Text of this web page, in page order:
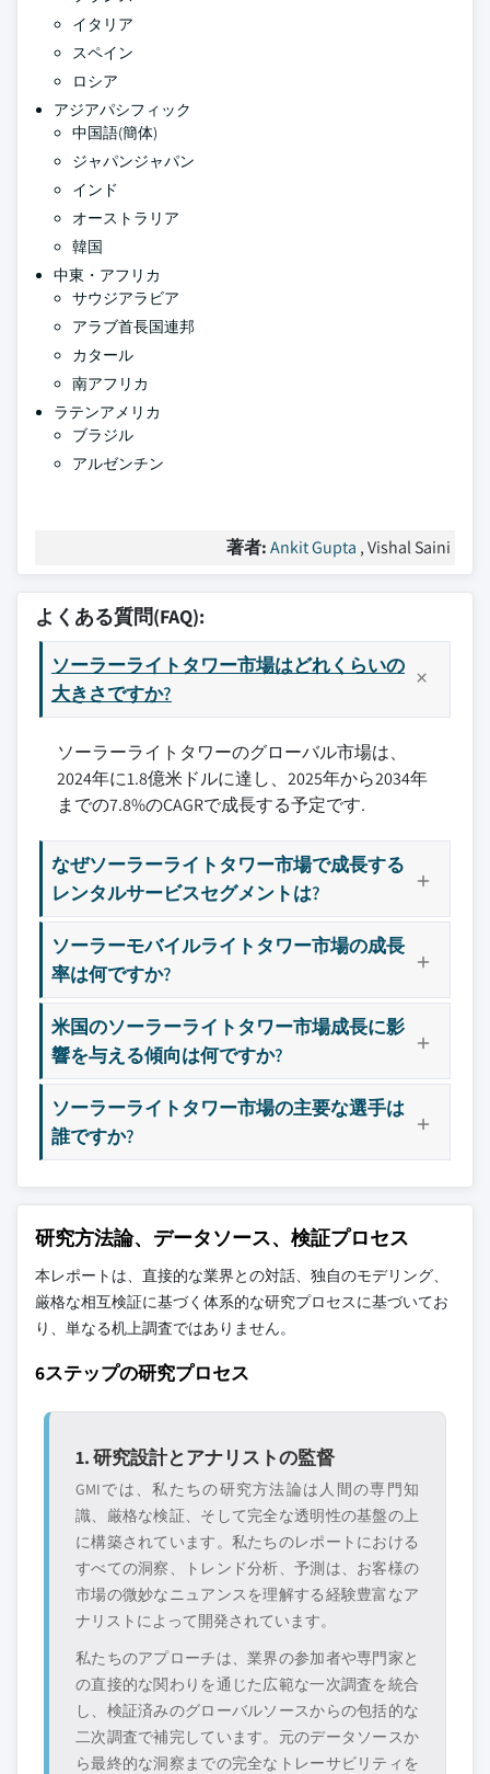
イタリア
スペイン
ロシア
アジアパシフィック
中国語(簡体)
ジャパンジャパン
インド
オーストラリア
韓国
中東・アフリカ
サウジアラビア
アラブ首長国連邦
カタール
南アフリカ
ラテンアメリカ
ブラジル
アルゼンチン
著者:Ankit Gupta , Vishal Saini
よくある質問(FAQ):
ソーラーライトタワー市場はどれくらいの
大きさですか?
ソーラーライトタワーのグローバル市場は、
2024年に1.8億米ドルに達し、2025年から2034年
までの7.8%のCAGRで成長する予定です.
なぜソーラーライトタワー市場で成長する
レンタルサービスセグメントは?
ソーラーモバイルライトタワー市場の成長
率は何ですか?
米国のソーラーライトタワー市場成長に影
響を与える傾向は何ですか?
ソーラーライトタワー市場の主要な選手は
誰ですか?
研究方法論、データソース、検証プロセス
本レポートは、直接的な業界との対話、独自のモデリング、
厳格な相互検証に基づく体系的な研究プロセスに基づいてお
り、単なる机上調査ではありません。
6ステップの研究プロセス
1. 研究設計とアナリストの監督
GMIでは、私たちの研究方法論は人間の専門知
識、厳格な検証、そして完全な透明性の基盤の上
に構築されています。私たちのレポートにおける
すべての洞察、トレンド分析、予測は、お客様の
市場の微妙なニュアンスを理解する経験豊富なア
ナリストによって開発されています。
私たちのアプローチは、業界の参加者や専門家と
の直接的な関わりを通じた広範な一次調査を統合
し、検証済みのグローバルソースからの包括的な
二次調査で補完しています。元のデータソースか
ら最終的な洞察までの完全なトレーサビリティを